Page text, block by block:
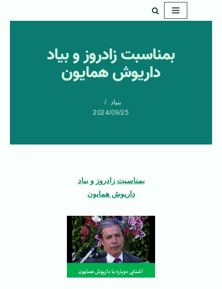
بمناسبت زادروز و بیاد
داریوش همایون
بنیاد
2024/09/25
بمناسبت زادروز و بیاد
داریوش همایون